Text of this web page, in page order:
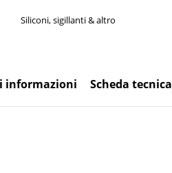
Siliconi, sigillanti & altro
informazioni Scheda tecnica